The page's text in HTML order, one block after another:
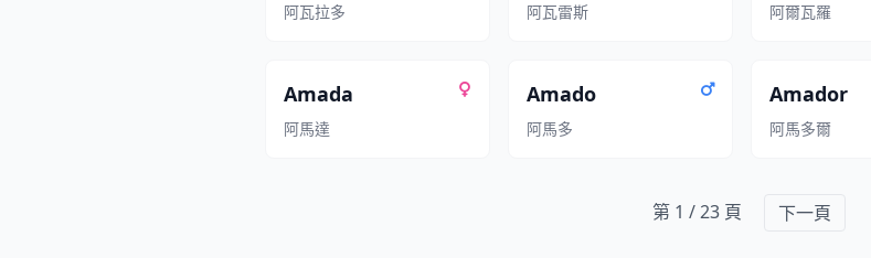
阿瓦拉多 阿瓦雷斯 阿爾瓦羅
Amada
阿馬達
Amado
阿馬多
Amador
阿馬多爾
第 1 / 23 頁 下一頁